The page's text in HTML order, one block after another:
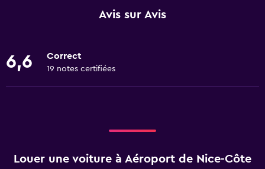
Avis sur Avis
6,6 Correct
19 notes certifiées
Louer une voiture à Aéroport de Nice-Côte